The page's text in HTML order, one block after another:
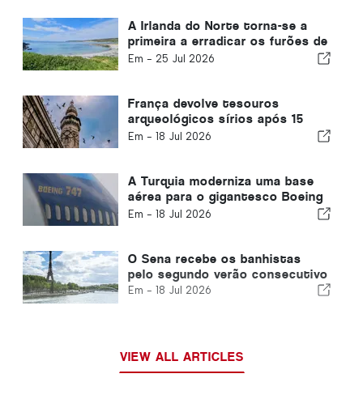
A Irlanda do Norte torna-se a
primeira a erradicar os furões de
uma ilha habitada
Em - 25 Jul 2026
França devolve tesouros
arqueológicos sírios após 15
anos
Em - 18 Jul 2026
A Turquia moderniza uma base
aérea para o gigantesco Boeing
747 doado pelo Catar aos EUA
Em - 18 Jul 2026
O Sena recebe os banhistas
pelo segundo verão consecutivo
Em - 18 Jul 2026
VIEW ALL ARTICLES